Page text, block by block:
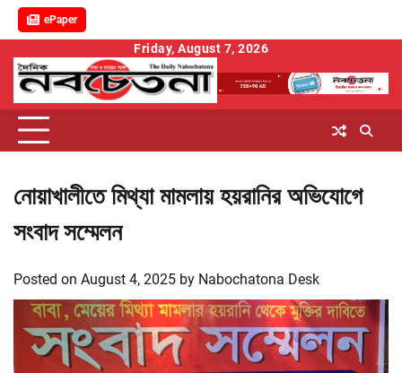
ePaper
content
Friday, August 7, 2026
নোয়াখালীতে মিথ্যা মামলায় হয়রানির অভিযোগে
সংবাদ সম্মেলন
Posted on August 4, 2025 by Nabochatona Desk